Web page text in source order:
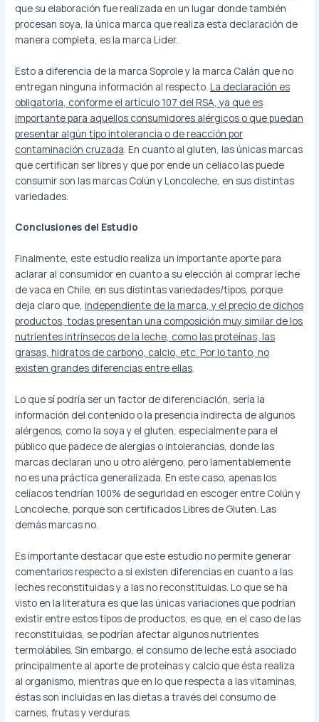
que su elaboración fue realizada en un lugar donde también
procesan soya, la única marca que realiza esta declaración de
manera completa, es la marca Lider.
Esto a diferencia de la marca Soprole y la marca Calán que no
entregan ninguna información al respecto.La declaración es
obligatoria, conforme el artículo 107 del RSA, ya que es
importante para aquellos consumidores alérgicos o que puedan
presentar algún tipo intolerancia o de reacción por
contaminación cruzada . En cuanto al gluten, las únicas marcas
que certifican ser libres y que por ende un celiaco las puede
consumir son las marcas Colún y Loncoleche, en sus distintas
variedades.
Conclusiones del Estudio
Finalmente, este estudio realiza un importante aporte para
aclarar al consumidor en cuanto a su elección al comprar leche
de vaca en Chile, en sus distintas variedades/tipos, porque
deja claro que,independiente de la marca, y el precio de dichos
productos, todas presentan una composición muy similar de los
nutrientes intrínsecos de la leche, como las proteínas, las
grasas, hidratos de carbono, calcio, etc. Por lo tanto, no
existen grandes diferencias entre ellas.
Lo que sí podría ser un factor de diferenciación, sería la
información del contenido o la presencia indirecta de algunos
alérgenos, como la soya y el gluten, especialmente para el
público que padece de alergias o intolerancias, donde las
marcas declaran uno u otro alérgeno, pero lamentablemente
no es una práctica generalizada. En este caso, apenas los
celíacos tendrían 100% de seguridad en escoger entre Colún y
Loncoleche, porque son certificados Libres de Gluten. Las
demás marcas no.
Es importante destacar que este estudio no permite generar
comentarios respecto a si existen diferencias en cuanto a las
leches reconstituidas y a las no reconstituidas. Lo que se ha
visto en la literatura es que las únicas variaciones que podrían
existir entre estos tipos de productos, es que, en el caso de las
reconstituidas, se podrían afectar algunos nutrientes
termolábiles. Sin embargo, el consumo de leche está asociado
principalmente al aporte de proteínas y calcio que ésta realiza
al organismo, mientras que en lo que respecta a las vitaminas,
éstas son incluidas en las dietas a través del consumo de
carnes, frutas y verduras.